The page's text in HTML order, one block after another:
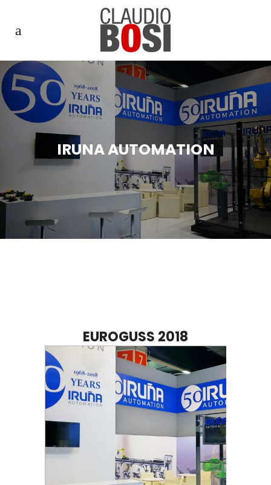
IRUNA AUTOMATION
EUROGUSS 2018